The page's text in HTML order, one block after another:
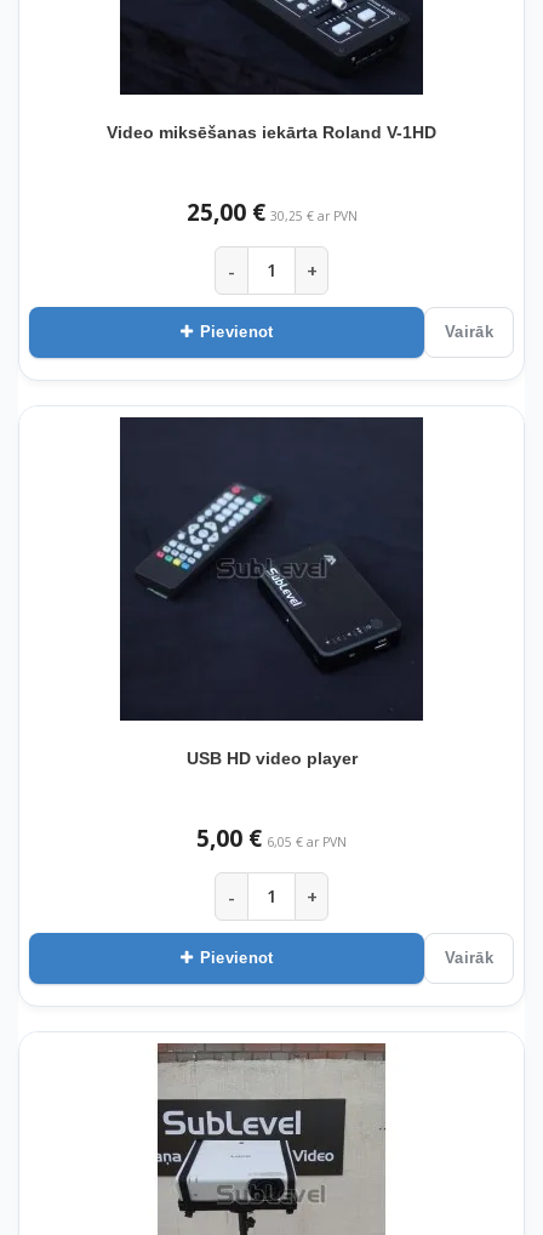
Video miksēšanas iekārta Roland V-1HD
25,00 € 30,25 € ar PVN
- +
Pievienot Vairāk
USB HD video player
5,00 € 6,05 € ar PVN
- +
Pievienot Vairāk